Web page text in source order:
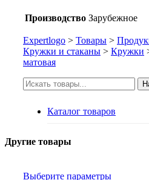
Производство Зарубежное
Expertlogo > Товары >
Кружки и стаканы > Кружки
матовая
Искать:
Каталог товаров
Другие товары
Выберите параметры